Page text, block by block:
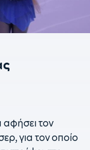
τον
για τον οποίο